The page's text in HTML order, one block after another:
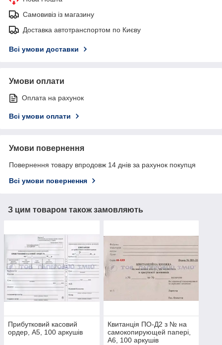
Самовивіз із магазину
Доставка автотранспортом по Києву
Всі умови доставки
Умови оплати
Оплата на рахунок
Всі умови оплати
Умови повернення
Повернення товару впродовж 14 днів за рахунок покупця
Всі умови повернення
З цим товаром також замовляють
Прибутковий касовий
ордер, А5, 100 аркушів
Квитанція ПО-Д2 з № на
самокопирующей папері,
А6, 100 аркушів